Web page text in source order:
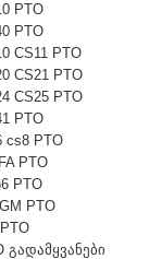
PTO
PTO
CS11 PTO
CS21 PTO
CS25 PTO
PTO
cs8 PTO
PTO
PTO
PTO
გადამყვანები